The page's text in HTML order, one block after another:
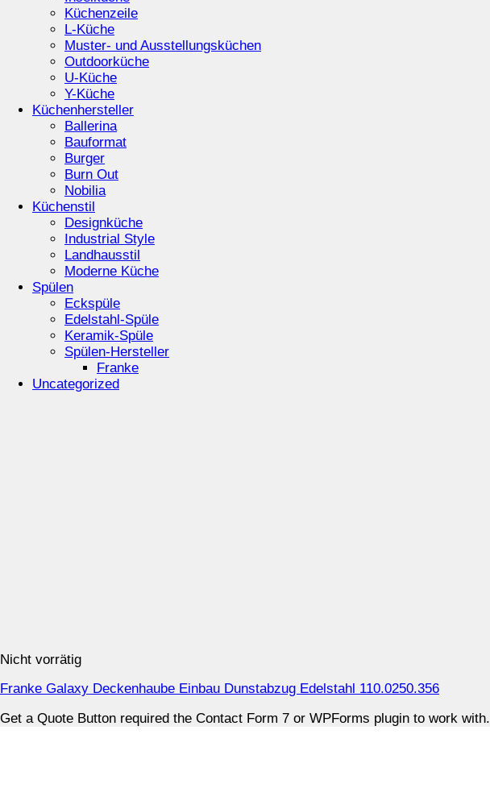
Küchenzeile
L-Küche
Muster- und Ausstellungsküchen
Outdoorküche
U-Küche
Y-Küche
Küchenhersteller
Ballerina
Bauformat
Burger
Burn Out
Nobilia
Küchenstil
Designküche
Industrial Style
Landhausstil
Moderne Küche
Spülen
Eckspüle
Edelstahl-Spüle
Keramik-Spüle
Spülen-Hersteller
Franke
Uncategorized
Nicht vorrätig
Franke Galaxy Deckenhaube Einbau Dunstabzug Edelstahl 110.0250.356
Get a Quote Button required the Contact Form 7 or WPForms plugin to work with.